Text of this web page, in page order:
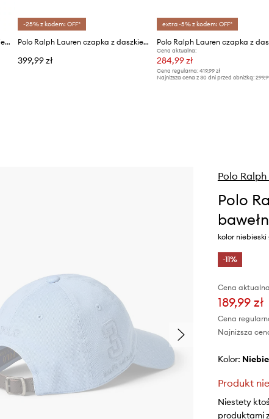
Polo Ralph Lauren czapka z daszkiem męska lniana
-25% z kodem: OFF*
Polo Ralph Lauren czapka z daszkiem bawełniana
399,99 zł
extra -5% z kodem: OFF*
Cena aktualna:
284,99 zł
Cena regularna: 419,99 zł
Najniższa cena z 30 dni przed obniżką:
Polo
Polo
kolor niebieski
-11%
Cena
189,99 zł
Cena
Najniższa
Kolor:
Produkt
Niestety
produktami